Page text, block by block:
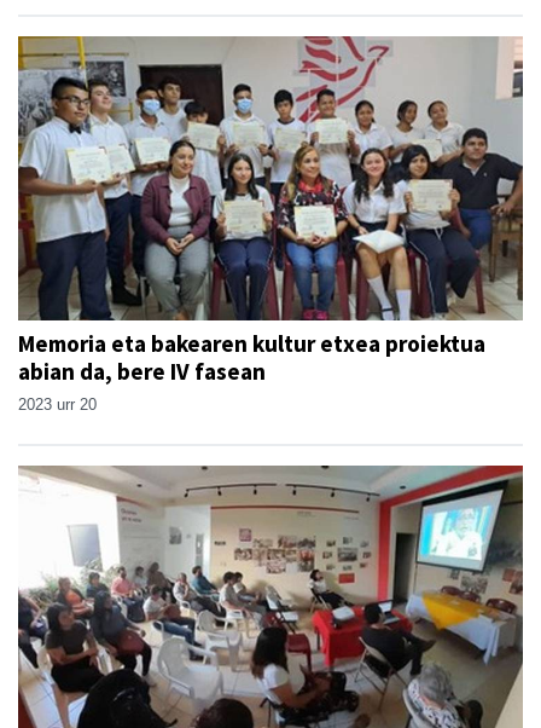
Memoria eta bakearen kultur etxea proiektua
abian da, bere IV fasean
2023 urr 20